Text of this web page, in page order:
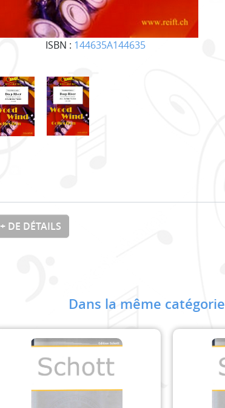
ISBN : 144635A144635
+ DE DÉTAILS
Dans la même